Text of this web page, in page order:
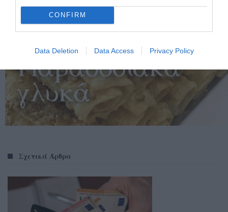
CONFIRM
Data Deletion Data Access Privacy Policy
Σχετικά Άρθρα